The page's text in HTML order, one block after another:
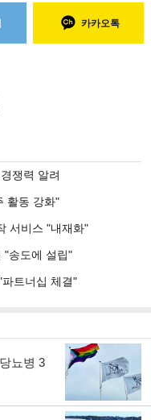
카카오톡
쟁력 알려
활동 강화"
서비스 "내재화"
"송도에 설립"
트너십 체결"
뇨병 3